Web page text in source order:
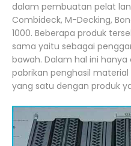
dalam pembuatan pelat
Combideck, M-Decking,
1000. Beberapa produk
sama yaitu sebagai
bawah. Dalam hal ini
pabrikan penghasil
yang satu dengan produk